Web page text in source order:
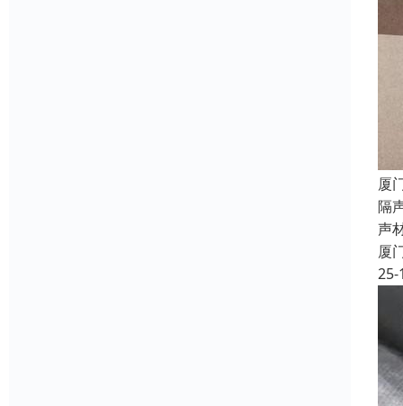
厦
隔
声
厦
25-